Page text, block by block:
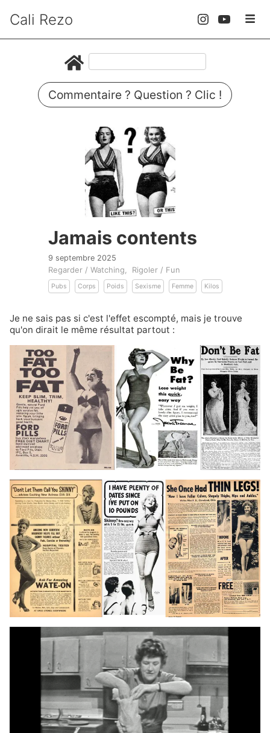
Cali Rezo
Commentaire ? Question ? Clic !
Jamais contents
9 septembre 2025
Regarder / Watching Rigoler / Fun
Pubs Corps Poids Sexisme Femme Kilos
Je ne sais pas si c'est l'effet escompté, mais je trouve
qu'on dirait le même résultat partout :